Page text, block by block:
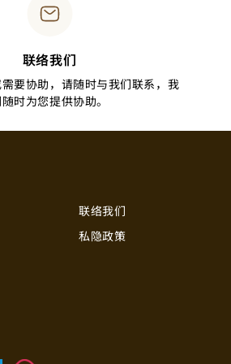
联络我们
要协助，请随时与我们联系，我
时为您提供协助。
联络我们
私隐政策